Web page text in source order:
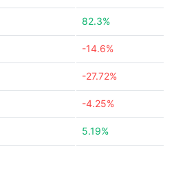
82.3%
-14.6%
-27.72%
-4.25%
5.19%